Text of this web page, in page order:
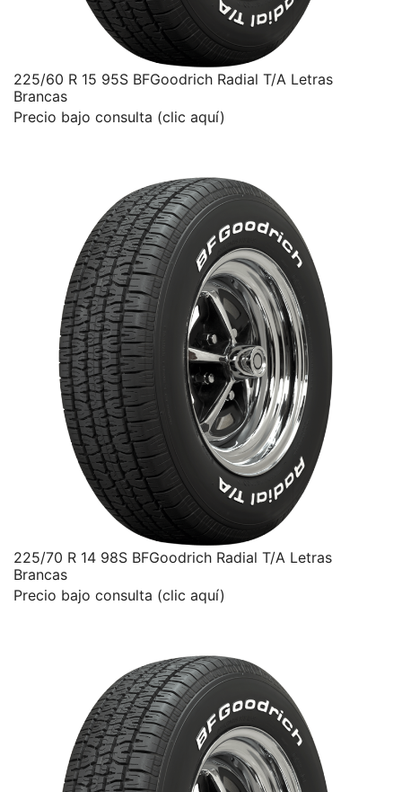
225/60 R 15 95S BFGoodrich Radial T/A Letras
Brancas
Precio bajo consulta (clic aquí)
225/70 R 14 98S BFGoodrich Radial T/A Letras
Brancas
Precio bajo consulta (clic aquí)